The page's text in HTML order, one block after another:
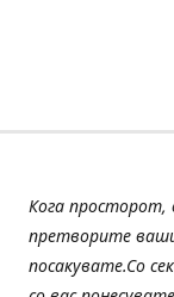
Кога просторот,
претворите
посакувате.Со